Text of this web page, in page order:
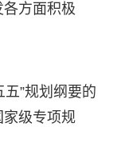
方面积极
”规划纲要的
级专项规